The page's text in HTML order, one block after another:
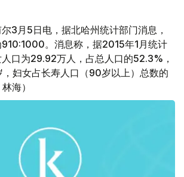
3月5日电，据北哈州统计部门消息，
。消息称，据2015年1月统计
口为29.92万人，占总人口的52.3%，
妇女占长寿人口（90岁以上）总数的
海）